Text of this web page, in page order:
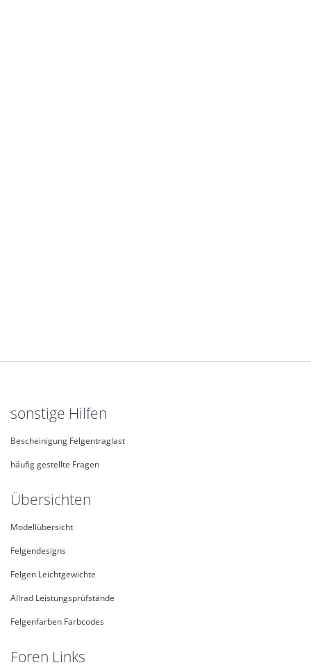
sonstige Hilfen
Bescheinigung Felgentraglast
häufig gestellte Fragen
Übersichten
Modellübersicht
Felgendesigns
Felgen Leichtgewichte
Allrad Leistungsprüfstände
Felgenfarben Farbcodes
Foren Links